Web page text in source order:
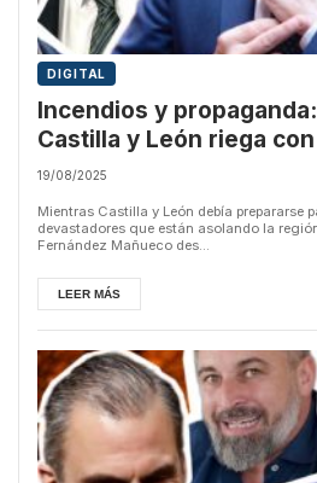
DIGITAL
Incendios y
Castilla y León riega
los medios que culpan a
19/08/2025
Mientras Castilla y León debía prepararse
devastadores que están asolando la
Fernández Mañueco des...
LEER MÁS